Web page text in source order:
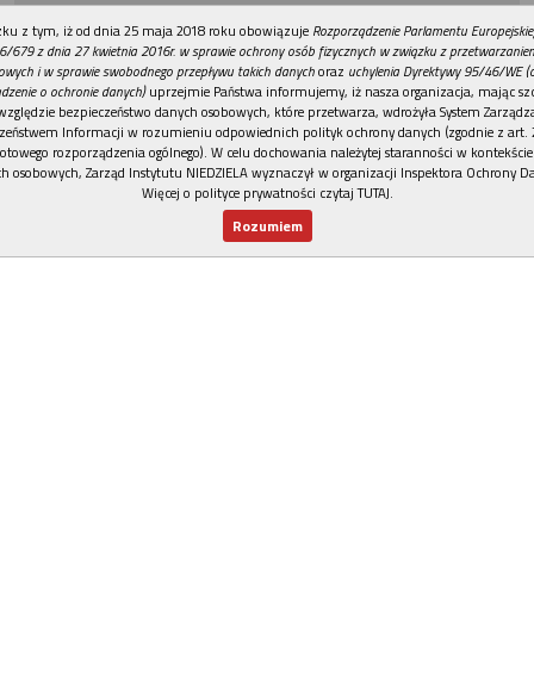
REKLAMA
z tym, iż od dnia 25 maja 2018 roku obowiązuje Rozporządzenie Parlamentu
679 z dnia 27 kwietnia 2016r. w sprawie ochrony osób fizycznych w związku z
i w sprawie swobodnego przepływu takich danychoraz uchylenia Dyrektywy 95/46/WE
o ochronie danych)uprzejmie Państwa informujemy, iż nasza organizacja, mając
bezpieczeństwo danych osobowych, które przetwarza, wdrożyła System
Informacji w rozumieniu odpowiednich polityk ochrony danych (zgodnie z art.
rozporządzenia ogólnego). W celu dochowania należytej staranności w
osobowych, Zarząd Instytutu NIEDZIELA wyznaczył w organizacji Inspektora Ochrony
Więcej o polityce prywatności czytaj TUTAJ.
Rozumiem